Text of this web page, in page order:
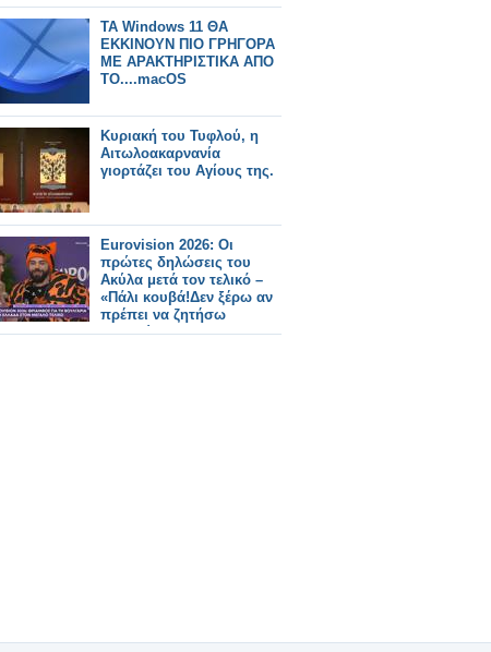
ΤΑ Windows 11 ΘΑ
ΕΚΚΙΝΟΥΝ ΠΙΟ ΓΡΗΓΟΡΑ
ΜΕ ΑΡΑΚΤΗΡΙΣΤΙΚΑ ΑΠΟ
ΤΟ....macOS
Κυριακή του Τυφλού, η
Αιτωλοακαρνανία
γιορτάζει του Αγίους της.
Eurovision 2026: Οι
πρώτες δηλώσεις του
Ακύλα μετά τον τελικό –
«Πάλι κουβά!Δεν ξέρω αν
πρέπει να ζητήσω
συγγνώμη»